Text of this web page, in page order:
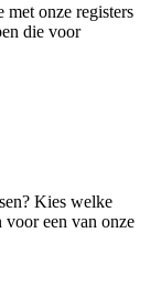
onze registers
die voor
Kies welke
voor een van onze